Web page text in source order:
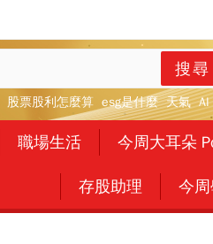
搜尋
股票股利怎麼算 esg是什麼 天氣 AI
職場生活 今周大耳朵
存股助理 今